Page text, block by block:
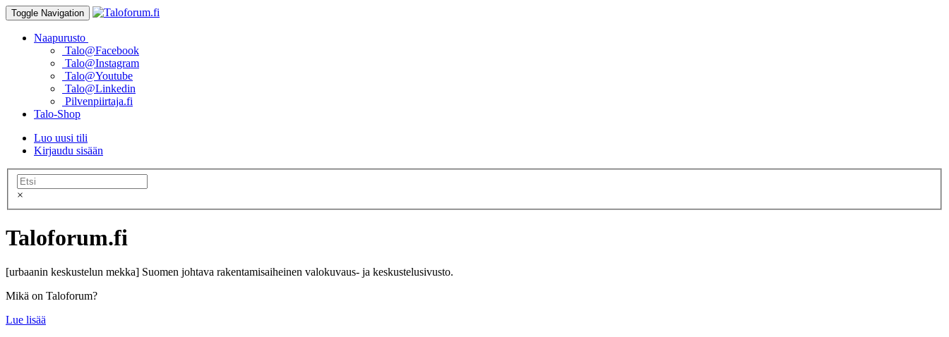
Toggle Navigation
Naapurusto
Talo@Facebook
Talo@Instagram
Talo@Youtube
Talo@Linkedin
Pilvenpiirtaja.fi
Talo-Shop
Luo uusi tili
Kirjaudu sisään
×
Taloforum.fi
[urbaanin keskustelun mekka] Suomen johtava rakentamisaiheinen valokuvaus- ja keskustelusivusto.
Mikä on Taloforum?
Lue lisää